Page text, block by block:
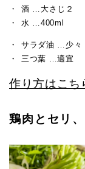
酒 …大さじ２
水 …400ml
サラダ油 …少々
三つ葉 …適宜
作り方はこち
鶏肉とセリ